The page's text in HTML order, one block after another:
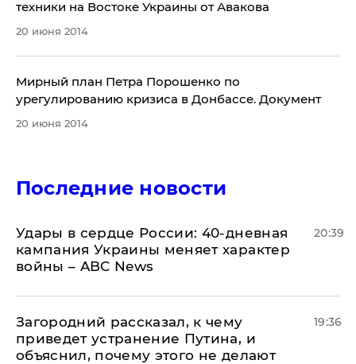
техники на Востоке Украины от Авакова
20 июня 2014
Мирный план Петра Порошенко по
урегулированию кризиса в Донбассе. Документ
20 июня 2014
Последние новости
Удары в сердце России: 40-дневная
кампания Украины меняет характер
войны – ABC News
20:39
Загородний рассказал, к чему
приведет устранение Путина, и
объяснил, почему этого не делают
19:36